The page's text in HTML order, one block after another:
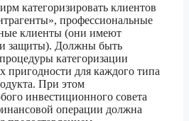
категоризировать клиентов
профессиональные
клиенты (они имеют
защиты). Должны быть
категоризации
пригодности для каждого типа
При этом
инвестиционного совета
операции должна